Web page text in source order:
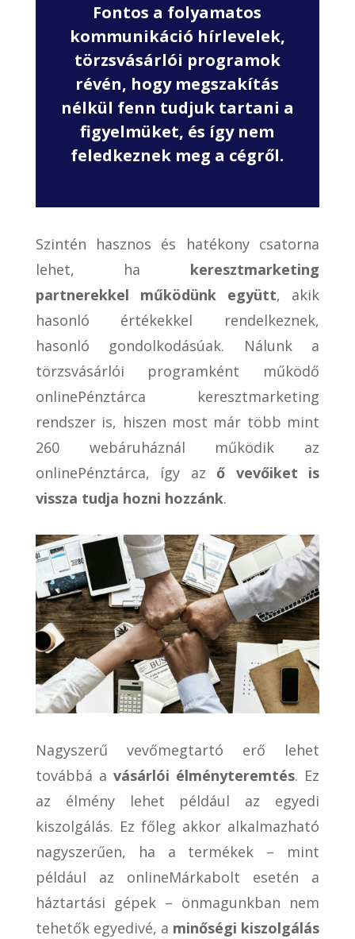
Fontos a folyamatos
kommunikáció hírlevelek,
törzsvásárlói programok
révén, hogy megszakítás
nélkül fenn tudjuk tartani a
figyelmüket, és így nem
feledkeznek meg a cégről.
Szintén hasznos és hatékony csatorna
lehet, ha keresztmarketing
partnerekkel működünk együtt, akik
hasonló értékekkel rendelkeznek,
hasonló gondolkodásúak. Nálunk a
törzsvásárlói programként működő
onlinePénztárca keresztmarketing
rendszer is, hiszen most már több mint
260 webáruháznál működik az
onlinePénztárca, így aző vevőiket is
vissza tudja hozni hozzánk.
Nagyszerű vevőmegtartó erő lehet
továbbá a vásárlói élményteremtés. Ez
az élmény lehet például az egyedi
kiszolgálás. Ez főleg akkor alkalmazható
nagyszerűen, ha a termékek – mint
például az onlineMárkabolt esetén a
háztartási gépek – önmagunkban nem
tehetők egyedivé, a minőségi kiszolgálás